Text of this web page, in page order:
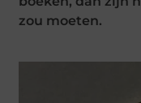
zou moeten.